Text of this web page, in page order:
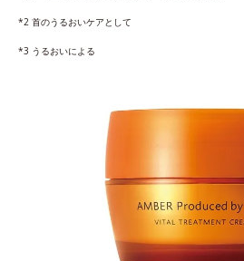
*2 首のうるおいケアとして
*3 うるおいによる